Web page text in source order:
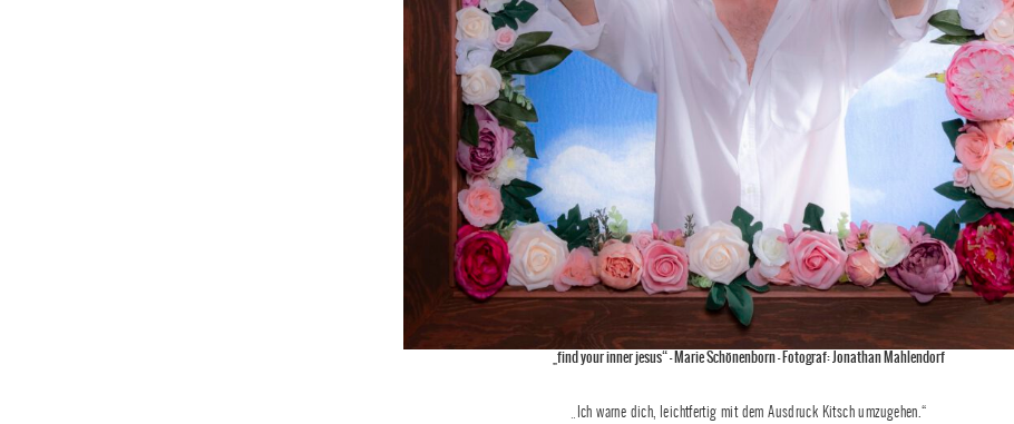
„find your inner jesus“ – Marie Schönenborn – Fotograf: Jonathan Mahlendorf
„Ich warne dich, leichtfertig mit dem Ausdruck Kitsch umzugehen.“